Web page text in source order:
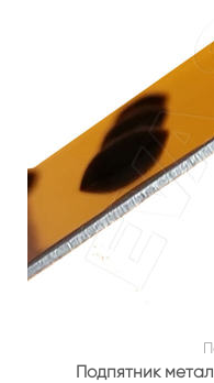
Подпятник